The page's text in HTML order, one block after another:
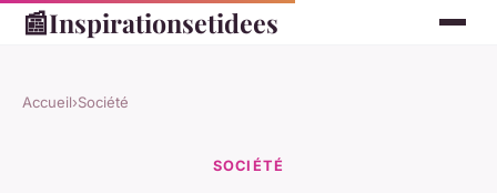
📰Inspirationsetidees
Accueil›Société
SOCIÉTÉ